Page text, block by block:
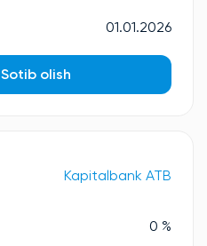
01.01.2026
Sotib olish
Kapitalbank ATB
0 %